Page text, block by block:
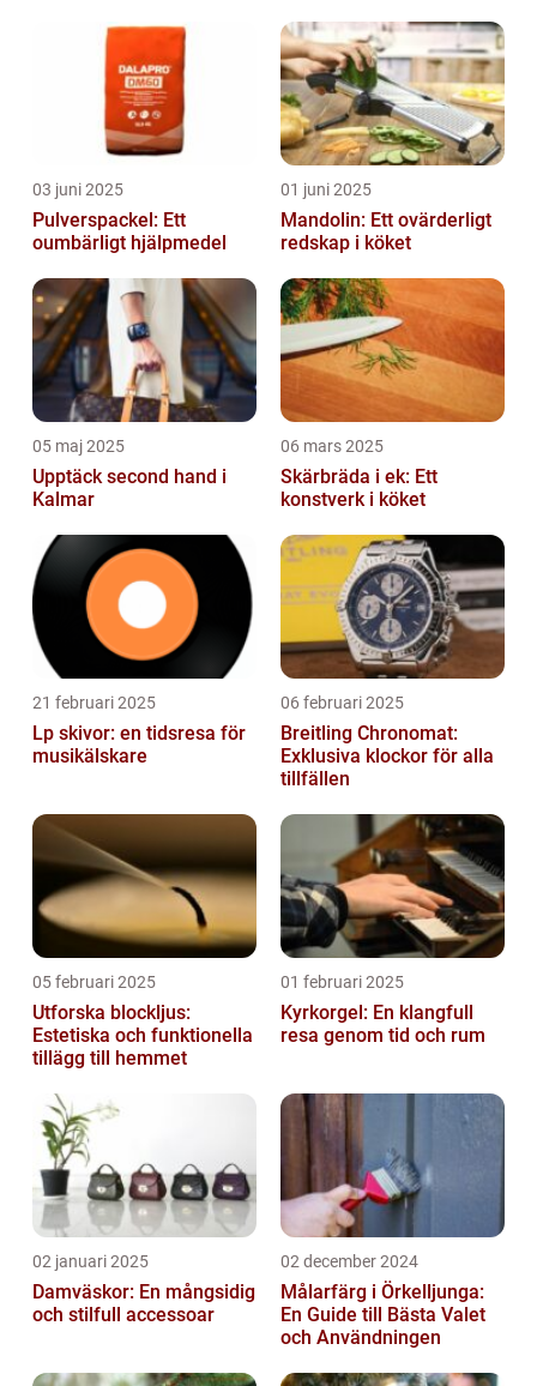
03 juni 2025
Pulverspackel: Ett
oumbärligt hjälpmedel
01 juni 2025
Mandolin: Ett ovärderligt
redskap i köket
05 maj 2025
Upptäck second hand i
Kalmar
06 mars 2025
Skärbräda i ek: Ett
konstverk i köket
21 februari 2025
Lp skivor: en tidsresa för
musikälskare
06 februari 2025
Breitling Chronomat:
Exklusiva klockor för alla
tillfällen
05 februari 2025
Utforska blockljus:
Estetiska och funktionella
tillägg till hemmet
01 februari 2025
Kyrkorgel: En klangfull
resa genom tid och rum
02 januari 2025
Damväskor: En mångsidig
och stilfull accessoar
02 december 2024
Målarfärg i Örkelljunga:
En Guide till Bästa Valet
och Användningen